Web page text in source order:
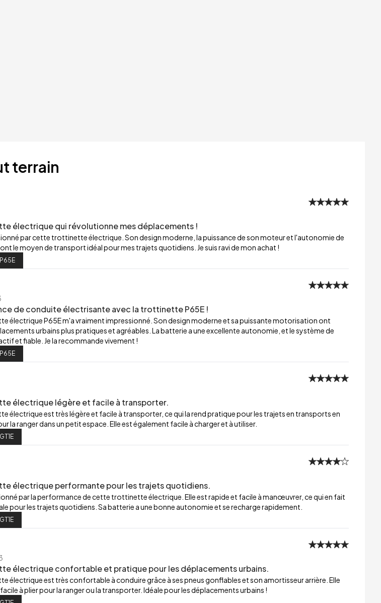
terrain
électrique qui révolutionne mes déplacements !
par cette trottinette électrique. Son design moderne, la puissance de son moteur et l'autonomie de
le moyen de transport idéal pour mes trajets quotidiens. Je suis ravi de mon achat !
de conduite électrisante avec la trottinette P65E !
électrique P65E m'a vraiment impressionné. Son design moderne et sa puissante motorisation ont
urbains plus pratiques et agréables. La batterie a une excellente autonomie, et le système de
et fiable. Je la recommande vivement !
électrique légère et facile à transporter.
électrique est très légère et facile à transporter, ce qui la rend pratique pour les trajets en transports en
la ranger dans un petit espace. Elle est également facile à charger et à utiliser.
électrique performante pour les trajets quotidiens.
par la performance de cette trottinette électrique. Elle est rapide et facile à manœuvrer, ce qui en fait
pour les trajets quotidiens. Sa batterie a une bonne autonomie et se recharge rapidement.
électrique confortable et pratique pour les déplacements urbains.
électrique est très confortable à conduire grâce à ses pneus gonflables et son amortisseur arrière. Elle
à plier pour la ranger ou la transporter. Idéale pour les déplacements urbains !